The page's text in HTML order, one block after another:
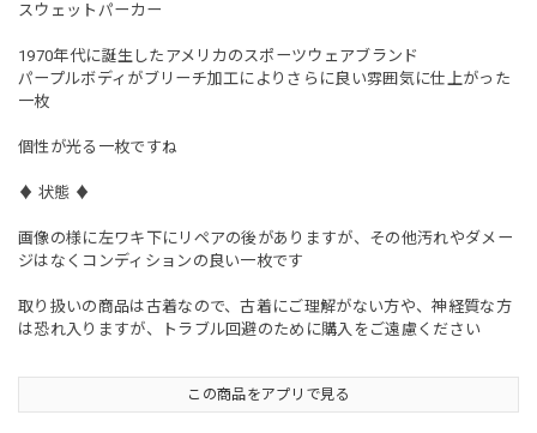
スウェットパーカー
1970年代に誕生したアメリカのスポーツウェアブランド
パープルボディがブリーチ加工によりさらに良い雰囲気に仕上がった
一枚
個性が光る一枚ですね
♦︎ 状態 ♦︎
画像の様に左ワキ下にリペアの後がありますが、その他汚れやダメー
ジはなくコンディションの良い一枚です
取り扱いの商品は古着なので、古着にご理解がない方や、神経質な方
は恐れ入りますが、トラブル回避のために購入をご遠慮ください
この商品をアプリで見る